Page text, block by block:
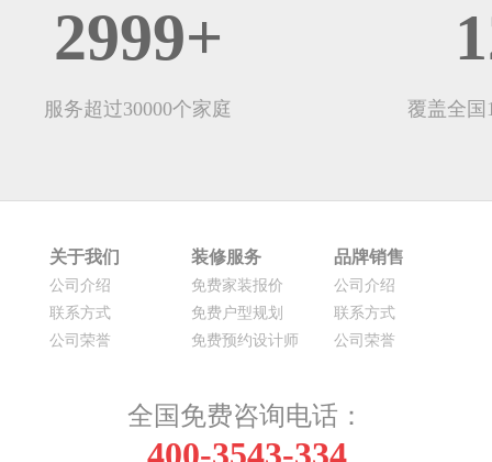
2999+
服务超过30000个家庭 覆盖全国
关于我们
公司介绍
联系方式
公司荣誉
装修服务
免费家装报价
免费户型规划
免费预约设计师
品牌销售
公司介绍
联系方式
公司荣誉
全国免费咨询电话：